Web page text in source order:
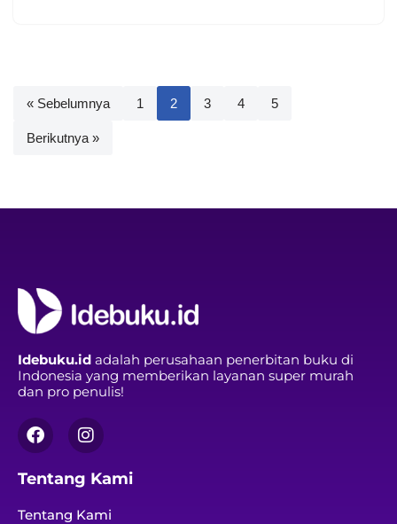
« Sebelumnya 1 2 3 4 5
Berikutnya »
Idebuku.id adalah perusahaan penerbitan buku di
Indonesia yang memberikan layanan super murah
dan pro penulis!
Tentang Kami
Tentang Kami